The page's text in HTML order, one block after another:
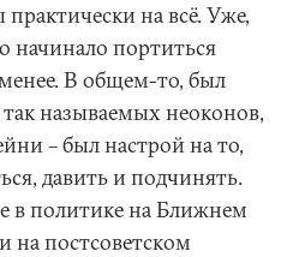
на всё. Уже,
начинало портиться
В общем-то, был
называемых неоконов,
– был настрой на то,
давить и подчинять.
в политике на Ближнем
на постсоветском